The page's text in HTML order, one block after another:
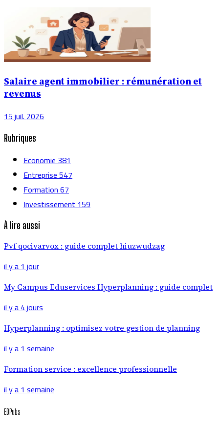
Salaire agent immobilier : rémunération et
revenus
15 juil. 2026
Rubriques
Economie381
Entreprise547
Formation67
Investissement159
À lire aussi
Pvf qocivarvox : guide complet hiuzwudzag
il y a 1 jour
My Campus Eduservices Hyperplanning : guide complet
il y a 4 jours
Hyperplanning : optimisez votre gestion de planning
il y a 1 semaine
Formation service : excellence professionnelle
il y a 1 semaine
EDPubs